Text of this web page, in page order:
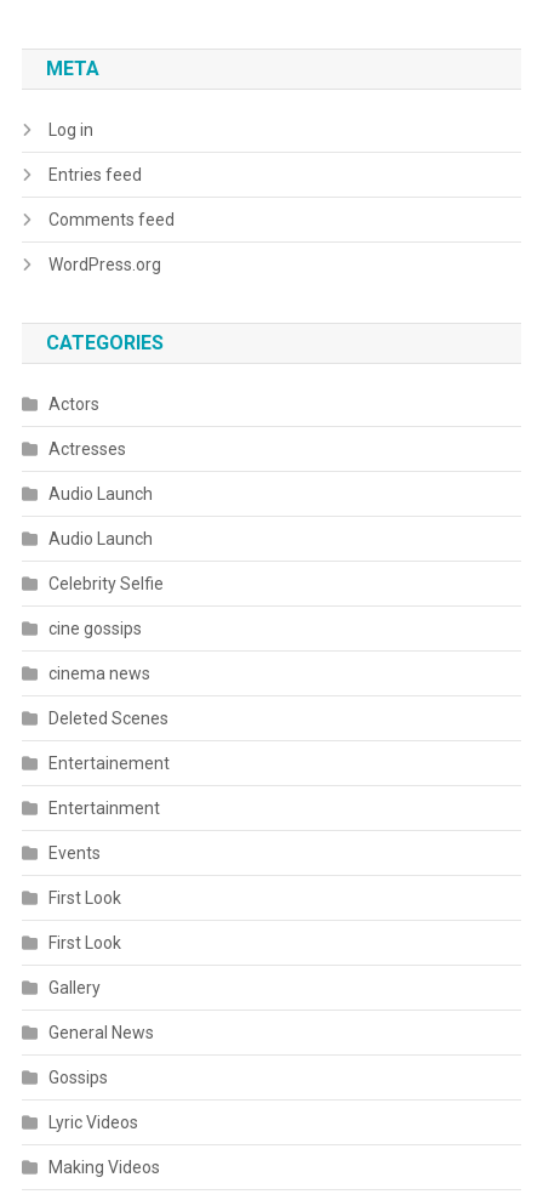
META
Log in
Entries feed
Comments feed
WordPress.org
CATEGORIES
Actors
Actresses
Audio Launch
Audio Launch
Celebrity Selfie
cine gossips
cinema news
Deleted Scenes
Entertainement
Entertainment
Events
First Look
First Look
Gallery
General News
Gossips
Lyric Videos
Making Videos